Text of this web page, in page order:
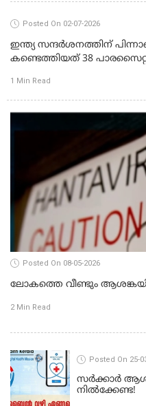
Posted On 02-07-2026
ഇന്ത്യ സന്ദർശനത്തിന്
കണ്ടെത്തിയത് 38
1 Min Read
Posted On 08-05-2026
ലോകത്തെ വീണ്ടും
2 Min Read
Posted On 25-
സർക്കാർ
നിൽക്കേണ്ട!